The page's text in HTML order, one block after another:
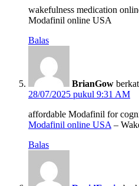
wakefulness medication
Modafinil online USA
Balas
BrianGow
28/07/2025 pukul 9:31 AM
affordable Modafinil for
Modafinil online USA –
Balas